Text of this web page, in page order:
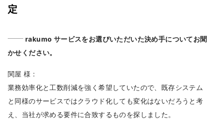
定
rakumo サービスをお選びいただいた決め手についてお聞
かせください。
関屋 様 :
業務効率化と工数削減を強く希望していたので、既存システム
と同様のサービスではクラウド化しても変化はないだろうと考
え、当社が求める要件に合致するものを探しました。